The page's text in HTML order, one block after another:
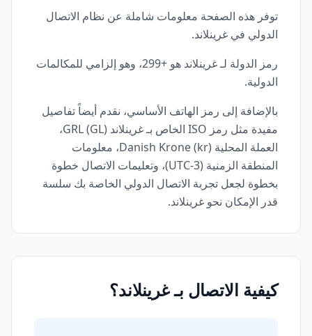
توفر هذه الصفحة معلومات شاملة عن نظام الاتصال
الدولي في غرينلاند.
رمز الدولة لـ غرينلاند هو +299، وهو إلزامي للمكالمات
الدولية.
بالإضافة إلى رمز الهاتف الأساسي، نقدم أيضاً تفاصيل
مفيدة مثل رمز ISO الخاص بـ غرينلاند (GL) GRL،
العملة المحلية Danish Krone (kr)، معلومات
المنطقة الزمنية (UTC-3)، وتعليمات الاتصال خطوة
بخطوة لجعل تجربة الاتصال الدولي الخاصة بك سلسة
قدر الإمكان نحو غرينلاند.
كيفية الاتصال بـ غرينلاند؟